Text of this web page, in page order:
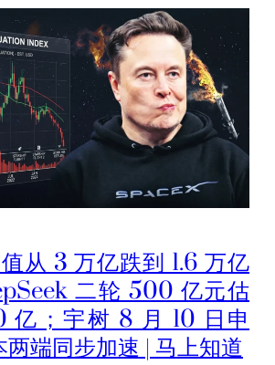
从 3 万亿跌到 1.6 万亿
二轮 500 亿元估
；宇树 8 月 10 日申
端同步加速 | 马上知道